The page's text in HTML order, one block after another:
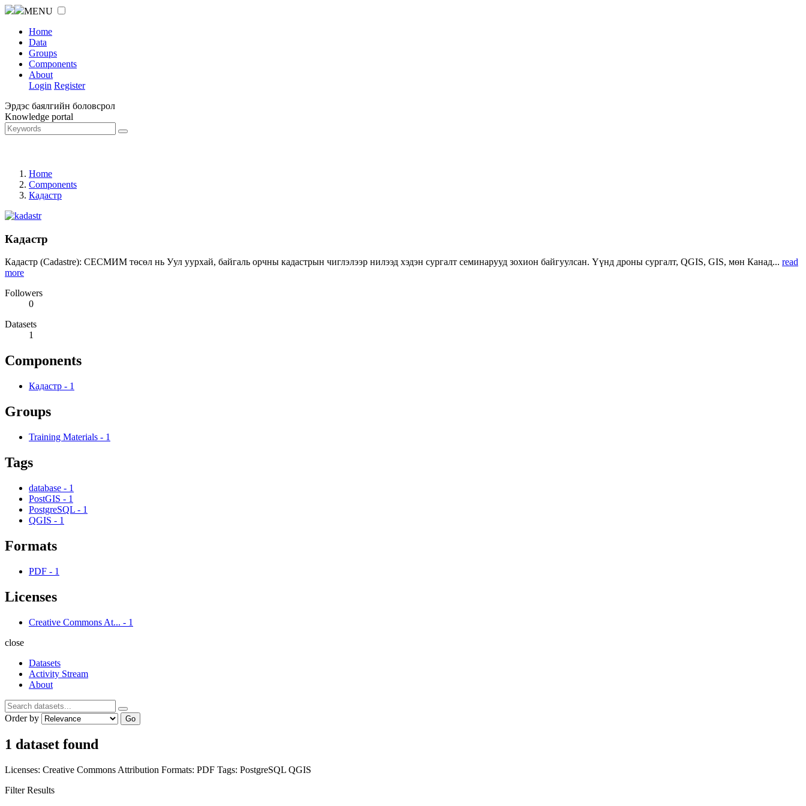
MENU
Home
Data
Groups
Components
About
Login Register
Эрдэс баялгийн боловсрол
Knowledge portal
Home
Components
Кадастр
Кадастр
Кадастр (Cadastre): СЕСМИМ төсөл нь Уул уурхай, байгаль орчны кадастрын чиглэлээр нилээд хэдэн сургалт семинарууд зохион байгуулсан. Үүнд дроны сургалт, QGIS, GIS, мөн Канад... read
more
Followers
0
Datasets
1
Components
Кадастр - 1
Groups
Training Materials - 1
Tags
database - 1
PostGIS - 1
PostgreSQL - 1
QGIS - 1
Formats
PDF - 1
Licenses
Creative Commons At... - 1
close
Datasets
Activity Stream
About
Order by Go
1 dataset found
Licenses: Creative Commons Attribution Formats: PDF Tags: PostgreSQL QGIS
Filter Results